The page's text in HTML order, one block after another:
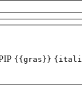
{{gras}}